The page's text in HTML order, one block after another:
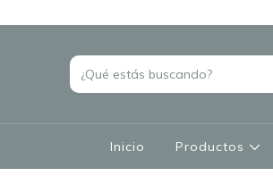
Inicio Productos